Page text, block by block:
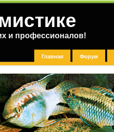
и профессионалов!
Главная Форум